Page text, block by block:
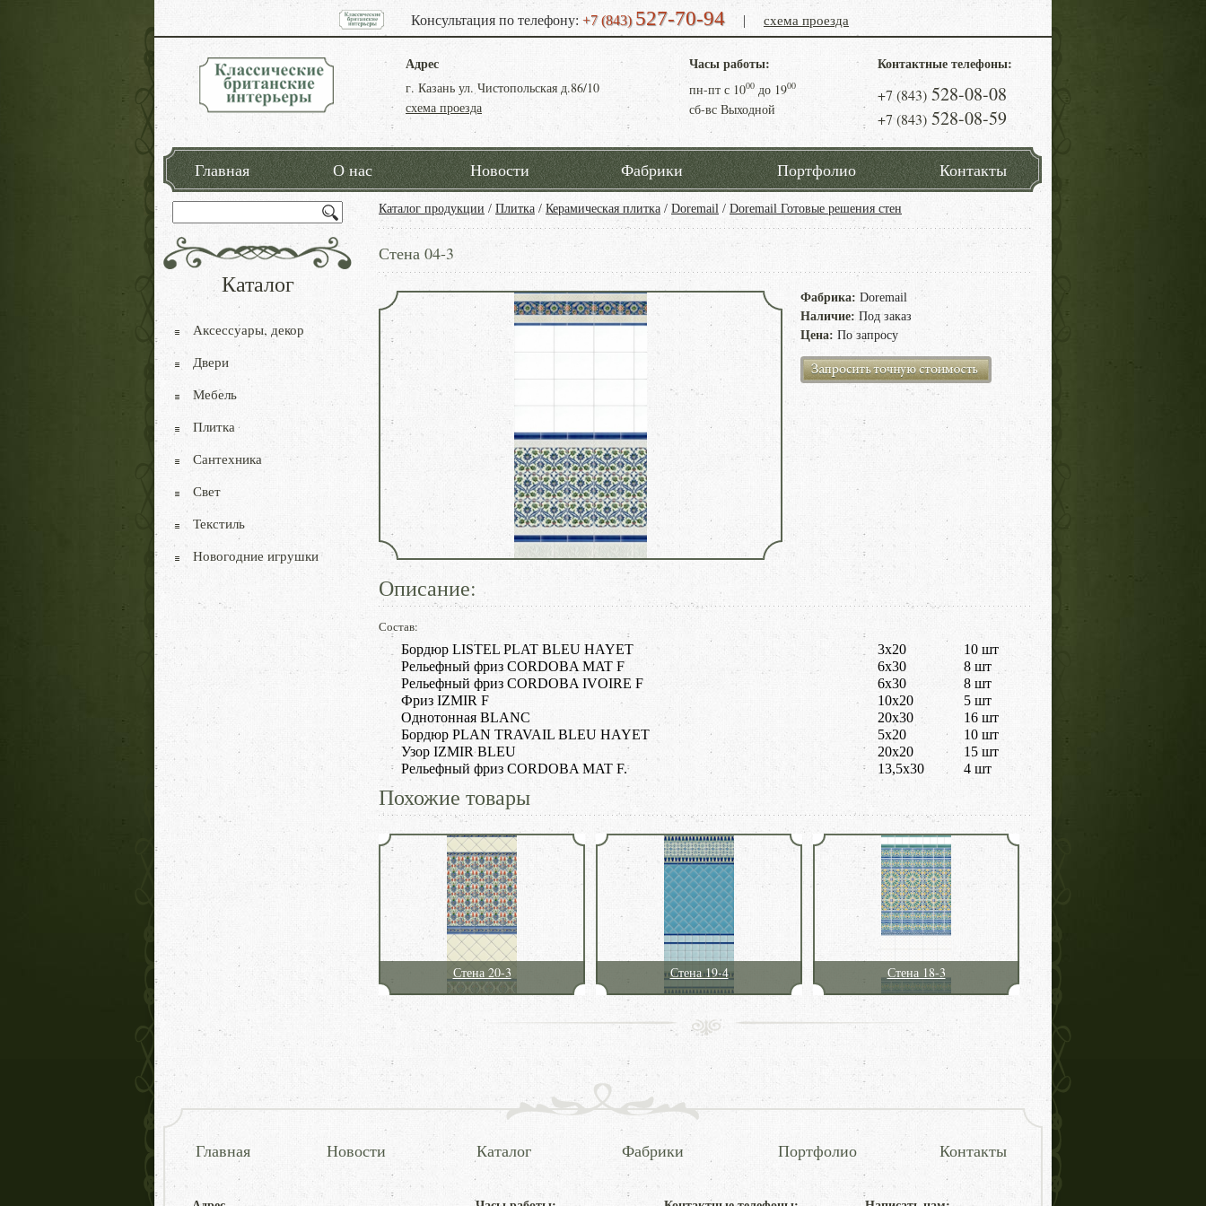
Консультация по телефону: +7 (843) 527-70-94 | схема проезда
Адрес
г. Казань ул. Чистопольская д.86/10
схема проезда
Часы работы:
пн-пт с 1000 до 1900
сб-вс Выходной
Контактные телефоны:
+7 (843) 528-08-08
+7 (843) 528-08-59
Главная О нас Новости Фабрики Портфолио Контакты
Каталог продукции / Плитка / Керамическая плитка / Doremail / Doremail Готовые решения стен
Стена 04-3
Фабрика: Doremail
Наличие: Под заказ
Цена: По запросу
Описание:
Состав:
Бордюр LISTEL PLAT BLEU HAYET 3x20
10 шт
Рельефный фриз CORDOBA MAT F
6x30
8 шт
Рельефный фриз CORDOBA IVOIRE F
6x30
8 шт
Фриз IZMIR F
10x20
5 шт
Однотонная BLANC
20x30
16 шт
Бордюр PLAN TRAVAIL BLEU HAYET
5x20
10 шт
Узор IZMIR BLEU
20x20
15 шт
Рельефный фриз CORDOBA MAT F.
13,5x30 4 шт
Похожие товары
Стена 20-3 Стена 19-4 Стена 18-3
Каталог
Аксессуары, декор
Двери
Мебель
Плитка
Сантехника
Свет
Текстиль
Новогодние игрушки
Главная Новости Каталог Фабрики Портфолио Контакты